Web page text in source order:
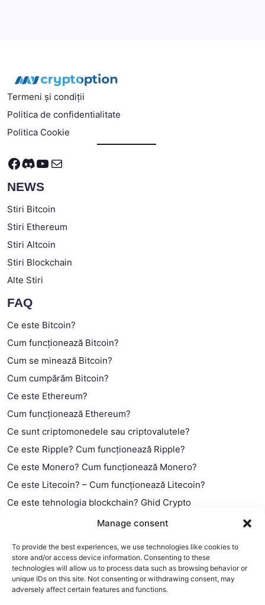
Manage consent
To provide the best experiences, we use technologies like cookies to
store and/or access device information. Consenting to these
technologies will allow us to process data such as browsing behavior or
unique IDs on this site. Not consenting or withdrawing consent, may
adversely affect certain features and functions.
Termeni și condiții
Politica de confidentialitate
Politica Cookie
Facebook
Discord
YouTube
Mail
NEWS
Stiri Bitcoin
Stiri Ethereum
Stiri Altcoin
Stiri Blockchain
Alte Stiri
FAQ
Ce este Bitcoin?
Cum funcționează Bitcoin?
Cum se minează Bitcoin?
Cum cumpărăm Bitcoin?
Ce este Ethereum?
Cum funcționează Ethereum?
Ce sunt criptomonedele sau criptovalutele?
Ce este Ripple? Cum funcționează Ripple?
Ce este Monero? Cum funcționează Monero?
Ce este Litecoin? – Cum funcționează Litecoin?
Ce este tehnologia blockchain? Ghid Crypto
Ce este contractul smart?